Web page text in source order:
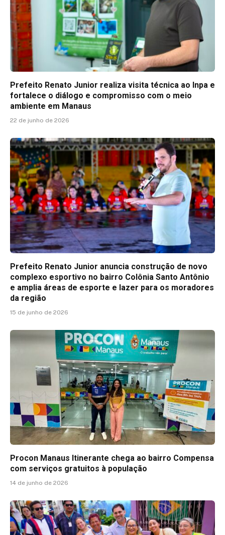
Prefeito Renato Junior realiza visita técnica ao Inpa e
fortalece o diálogo e compromisso com o meio
ambiente em Manaus
22 de junho de 2026
Prefeito Renato Junior anuncia construção de novo
complexo esportivo no bairro Colônia Santo Antônio
e amplia áreas de esporte e lazer para os moradores
da região
15 de junho de 2026
Procon Manaus Itinerante chega ao bairro Compensa
com serviços gratuitos à população
14 de junho de 2026